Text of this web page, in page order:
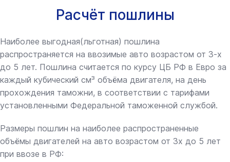
Расчёт пошлины
Наиболее выгодная(льготная) пошлина
распространяется на ввозимые авто возрастом от 3-х
до 5 лет. Пошлина считается по курсу ЦБ РФ в Евро за
каждый кубический см³ объёма двигателя, на день
прохождения таможни, в соответствии с тарифами
установленными Федеральной таможенной службой.
Размеры пошлин на наиболее распространенные
объёмы двигателей на авто возрастом от 3х до 5 лет
при ввозе в РФ: